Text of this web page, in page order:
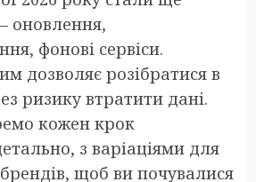
оновлення,
фонові сервіси.
дозволяє розібратися в
ризику втратити дані.
кожен крок
з варіаціями для
брендів, щоб ви почувалися